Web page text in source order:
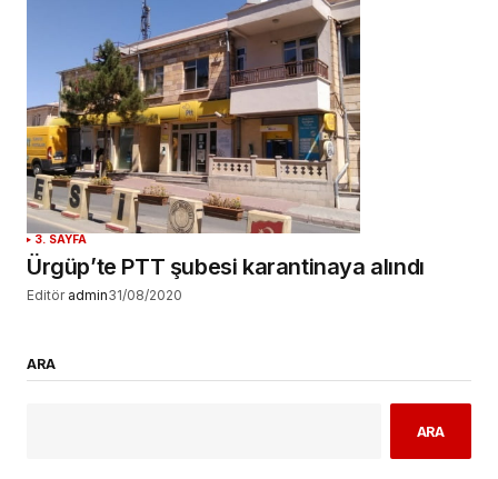
3. SAYFA
Ürgüp’te PTT şubesi karantinaya alındı
Editör admin31/08/2020
ARA
ARA